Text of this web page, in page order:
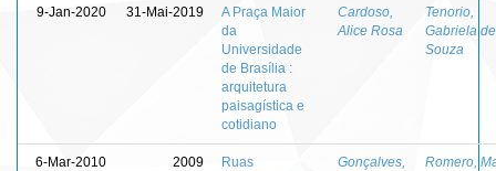
9-Jan-2020 31-Mai-2019
A Praça Maior
da
Universidade
de Brasília :
arquitetura
paisagística e
cotidiano
Cardoso,
Alice Rosa
Tenorio,
Gabriela de
Souza
6-Mar-2010 2009
Ruas
Gonçalves,
Romero,